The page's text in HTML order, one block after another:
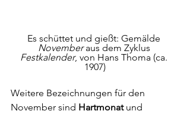
Es schüttet und gießt: Gemälde
November aus dem Zyklus
Festkalender, von Hans Thoma (ca.
1907)
Weitere Bezeichnungen für den
November sind Hartmonat und